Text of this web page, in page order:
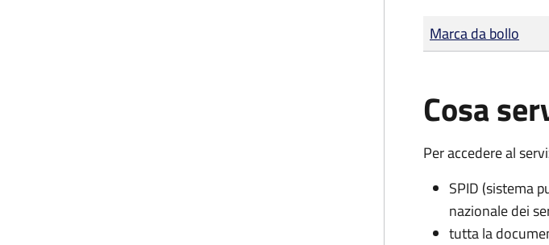
Tipo di pagamento
Importo
Marca da bollo
Cosa
Per accedere al
SPID (sistema
nazionale dei
tutta la